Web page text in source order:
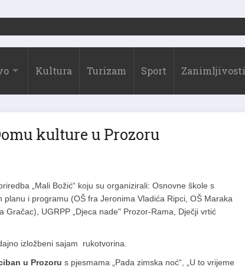
Kultura Turizam Sport Zanimljivosti
kulture u Prozoru
„Mali Božić“ koju su organizirali: Osnovne škole s
i programu (OŠ fra Jeronima Vladića Ripci, OŠ Maraka
UGRPP „Djeca nade" Prozor-Rama, Dječji vrtić
izložbeni sajam rukotvorina.
u Prozoru s pjesmama „Pada zimska noć“, „U to vrijeme